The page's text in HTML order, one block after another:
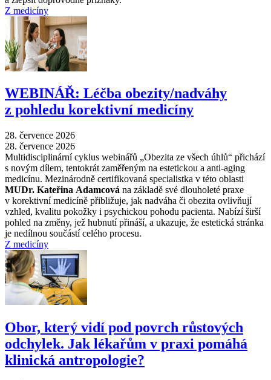
Z medicíny
WEBINÁŘ: Léčba obezity/nadváhy
z pohledu korektivní medicíny
28. července 2026
28. července 2026
Multidisciplinární cyklus webinářů „Obezita ze všech úhlů“ přichází
s novým dílem, tentokrát zaměřeným na estetickou a anti-aging
medicínu. Mezinárodně certifikovaná specialistka v této oblasti
MUDr. Kateřina Adamcová na základě své dlouholeté praxe
v korektivní medicíně přibližuje, jak nadváha či obezita ovlivňují
vzhled, kvalitu pokožky i psychickou pohodu pacienta. Nabízí širší
pohled na změny, jež hubnutí přináší, a ukazuje, že estetická stránka
je nedílnou součástí celého procesu.
Z medicíny
Obor, který vidí pod povrch růstových
odchylek. Jak lékařům v praxi pomáhá
klinická antropologie?